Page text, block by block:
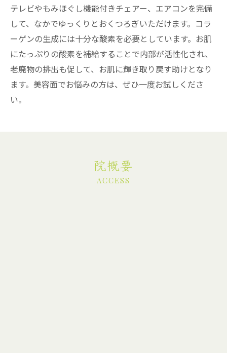
テレビやもみほぐし機能付きチェアー、エアコンを完備
して、なかでゆっくりとおくつろぎいただけます。コラ
ーゲンの生成には十分な酸素を必要としています。お肌
にたっぷりの酸素を補給することで内部が活性化され、
老廃物の排出も促して、お肌に輝き取り戻す助けとなり
ます。美容面でお悩みの方は、ぜひ一度お試しくださ
い。
院概要
ACCESS